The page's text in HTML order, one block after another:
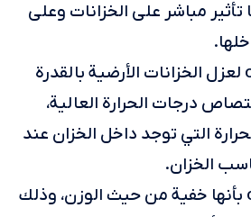
تأثير مباشر على الخزانات وعلى
تتمتع مادة cic لعزل الخزانات الأرضية بالقدرة
درجات الحرارة العالية،
التي توجد داخل الخزان عند
الخزان.
تتميز مادة cic بأنها خفية من حيث الوزن، وذلك